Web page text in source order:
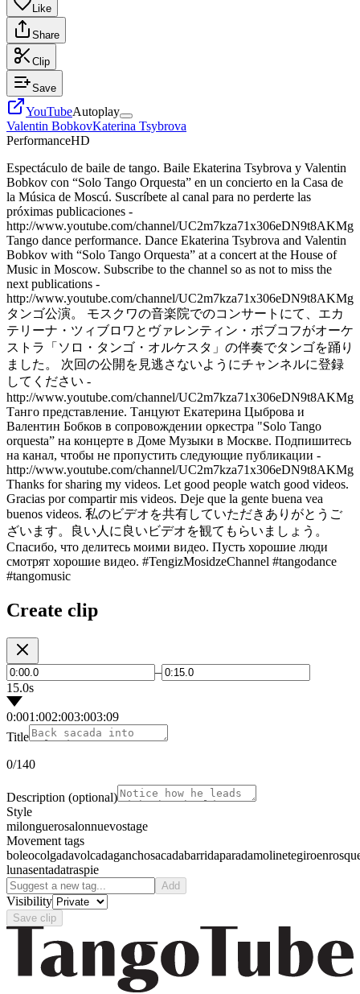
Like
Share
Clip
Save
YouTubeAutoplay
Valentin BobkovKaterina Tsybrova
PerformanceHD
Espectáculo de baile de tango. Baile Ekaterina Tsybrova y Valentin
Bobkov con “Solo Tango Orquesta” en un concierto en la Casa de
la Música de Moscú. Suscríbete al canal para no perderte las
próximas publicaciones -
http://www.youtube.com/channel/UC2m7kza71x306eDN9t8AKMg
Tango dance performance. Dance Ekaterina Tsybrova and Valentin
Bobkov with “Solo Tango Orquesta” at a concert at the House of
Music in Moscow. Subscribe to the channel so as not to miss the
next publications -
http://www.youtube.com/channel/UC2m7kza71x306eDN9t8AKMg
タンゴ公演。 モスクワの音楽院でのコンサートにて、エカ
テリーナ・ツィブロワとヴァレンティン・ボブコフがオーケ
ストラ「ソロ・タンゴ・オルケスタ」の伴奏でタンゴを踊り
ました。 次回の公開を見逃さないようにチャンネルに登録
してください -
http://www.youtube.com/channel/UC2m7kza71x306eDN9t8AKMg
Танго представление. Танцуют Екатерина Цыброва и
Валентин Бобков в cопровождении оркестра "Solo Tango
orquesta” на концерте в Доме Музыки в Москве. Подпишитесь
на канал, чтобы не пропустить следующие публикации -
http://www.youtube.com/channel/UC2m7kza71x306eDN9t8AKMg
Thanks for sharing my videos. Let good people watch good videos.
Gracias por compartir mis videos. Deje que la gente buena vea
buenos videos. 私のビデオを共有していただきありがとうご
ざいます。良い人に良いビデオを観てもらいましょう。
Спасибо, что делитесь моими видео. Пусть хорошие люди
смотрят хорошие видео. #TengizMosidzeChannel #tangodance
#tangomusic
Create clip
–
15.0s
0:001:002:003:003:09
Title
0/140
Description (optional)
Style
milonguerosalonnuevostage
Movement tags
boleocolgadavolcadaganchosacadabarridaparadamolinetegiro
lunasentadatraspie
Add
Visibility
Save clip